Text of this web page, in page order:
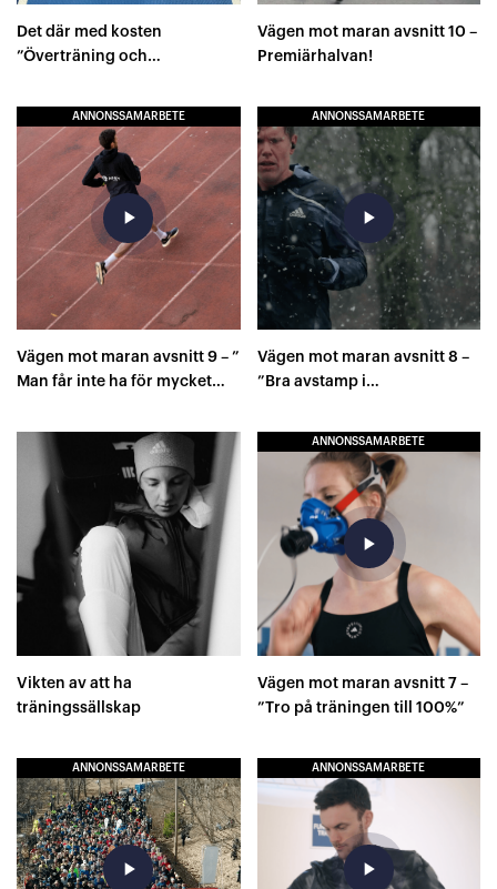
Det där med kosten
”Överträning och
Vägen mot maran avsnitt 10 –
Premiärhalvan!
ANNONSSAMARBETE
play_arrow
Vägen mot maran avsnitt 9 – ”
Man får inte ha för mycket
ANNONSSAMARBETE
play_arrow
Vägen mot maran avsnitt 8 –
”Bra avstamp i
Vikten av att ha
träningssällskap
ANNONSSAMARBETE
play_arrow
Vägen mot maran avsnitt 7 –
”Tro på träningen till 100%”
ANNONSSAMARBETE
play_arrow
ANNONSSAMARBETE
play_arrow